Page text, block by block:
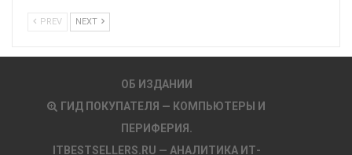
PREV NEXT
ОБ ИЗДАНИИ
ГИД ПОКУПАТЕЛЯ — КОМПЬЮТЕРЫ И
ПЕРИФЕРИЯ.
ITBESTSELLERS.RU — АНАЛИТИКА ИТ-